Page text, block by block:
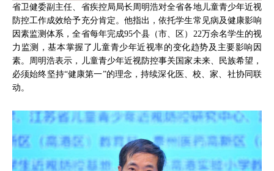
省卫健委副主任、省疾控局局长周明浩对全省各地儿童青少年近视
防控工作成效给予充分肯定。他指出，依托学生常见病及健康影响
因素监测体系，全省每年完成95个县（市、区）22万余名学生的视
力监测，基本掌握了儿童青少年近视率的变化趋势及主要影响因
素。周明浩表示，儿童青少年近视防控事关国家未来、民族希望，
必须始终坚持“健康第一”的理念，持续深化医、校、家、社协同联
动。